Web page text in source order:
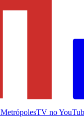
MetrópolesTV no